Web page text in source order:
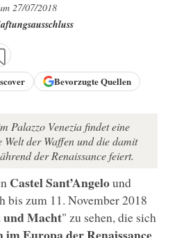
27/07/2018
Bevorzugte Quellen
Palazzo Venezia findet eine
Welt der Waffen und die damit
der Renaissance feiert.
Castel Sant’Angelound
bis zum 11. November 2018
Macht" zu sehen, die sich
im Europa der Renaissance